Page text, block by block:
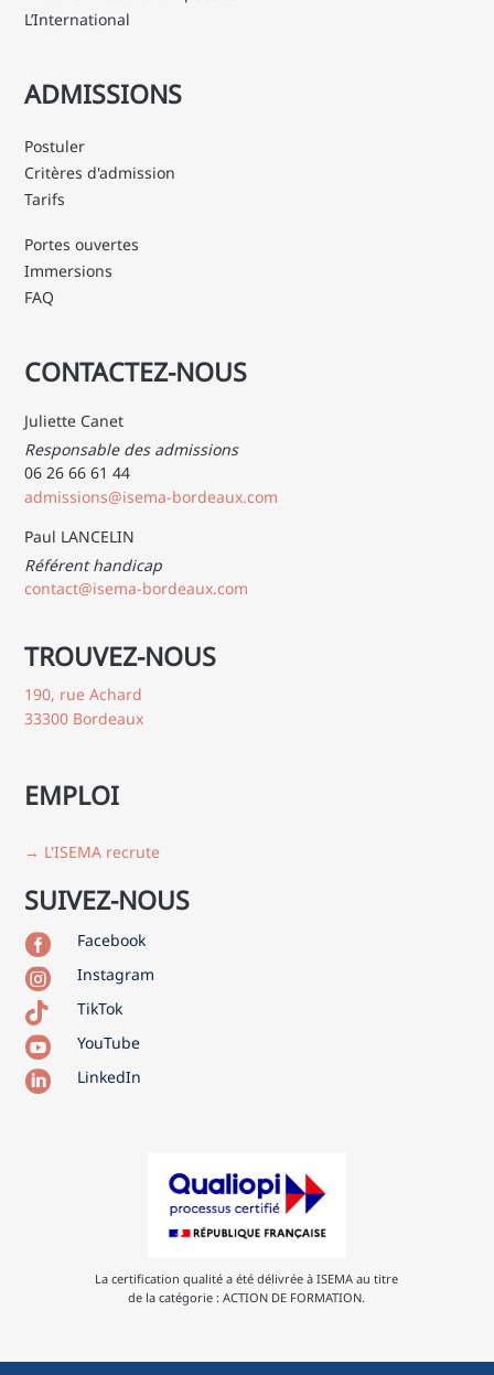
L’International
ADMISSIONS
Postuler
Critères d'admission
Tarifs
Portes ouvertes
Immersions
FAQ
CONTACTEZ-NOUS
Juliette Canet
Responsable des admissions
06 26 66 61 44
admissions@isema-bordeaux.com
Paul LANCELIN
Référent handicap
contact@isema-bordeaux.com
TROUVEZ-NOUS
190, rue Achard
33300 Bordeaux
EMPLOI
→ L'ISEMA recrute
SUIVEZ-NOUS
 Facebook
 Instagram
 TikTok
 YouTube
 LinkedIn
La certification qualité a été délivrée à ISEMA au titre
de la catégorie : ACTION DE FORMATION.